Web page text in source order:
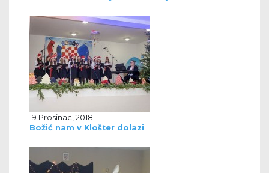
19 Prosinac, 2018
Božić nam v Klošter dolazi